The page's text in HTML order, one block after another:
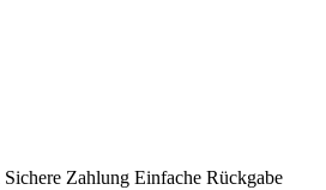
Sichere Zahlung Einfache Rückgabe